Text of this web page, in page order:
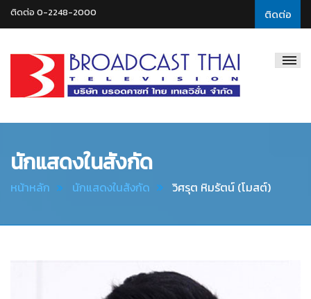
ติดต่อ
ติดต่อ 0-2248-2000
Thai
นักแสดงในสังกัด
หน้าหลัก นักแสดงในสังกัด วิศรุต หิมรัตน์ (โมสต์)